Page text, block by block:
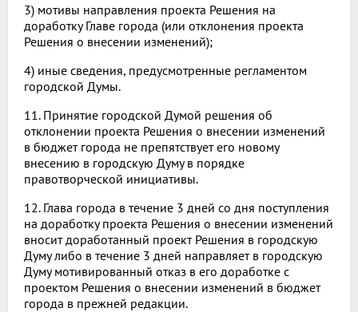
3) мотивы направления проекта Решения на
доработку Главе города (или отклонения проекта
Решения о внесении изменений);
4) иные сведения, предусмотренные регламентом
городской Думы.
11. Принятие городской Думой решения об
отклонении проекта Решения о внесении изменений
в бюджет города не препятствует его новому
внесению в городскую Думу в порядке
правотворческой инициативы.
12. Глава города в течение 3 дней со дня поступления
на доработку проекта Решения о внесении изменений
вносит доработанный проект Решения в городскую
Думу либо в течение 3 дней направляет в городскую
Думу мотивированный отказ в его доработке с
проектом Решения о внесении изменений в бюджет
города в прежней редакции.